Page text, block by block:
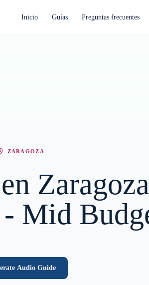
Inicio Guías Preguntas frecuentes
ZARAGOZA
Mid
Audio Guide